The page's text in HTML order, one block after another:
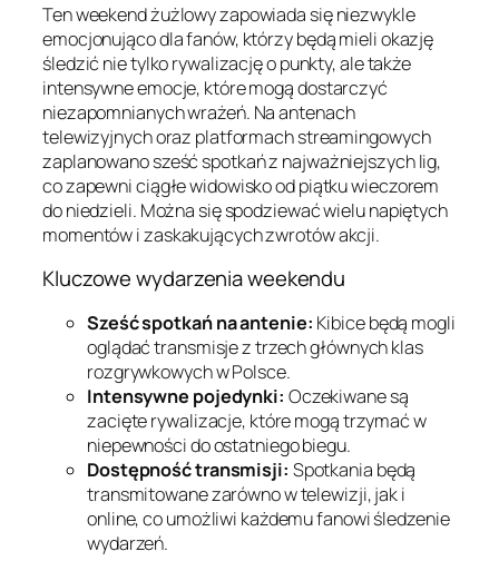
Ten weekend żużlowy zapowiada się niezwykle
emocjonująco dla fanów, którzy będą mieli okazję
śledzić nie tylko rywalizację o punkty, ale także
intensywne emocje, które mogą dostarczyć
niezapomnianych wrażeń. Na antenach
telewizyjnych oraz platformach streamingowych
zaplanowano sześć spotkań z najważniejszych lig,
co zapewni ciągłe widowisko od piątku wieczorem
do niedzieli. Można się spodziewać wielu napiętych
momentów i zaskakujących zwrotów akcji.
Kluczowe wydarzenia weekendu
Sześć spotkań na antenie: Kibice będą mogli
oglądać transmisje z trzech głównych klas
rozgrywkowych w Polsce.
Intensywne pojedynki: Oczekiwane są
zacięte rywalizacje, które mogą trzymać w
niepewności do ostatniego biegu.
Dostępność transmisji: Spotkania będą
transmitowane zarówno w telewizji, jak i
online, co umożliwi każdemu fanowi śledzenie
wydarzeń.